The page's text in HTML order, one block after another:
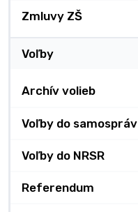
Zmluvy ZŠ
Voľby
Archív volieb
Voľby do samospráv
Voľby do NRSR
Referendum